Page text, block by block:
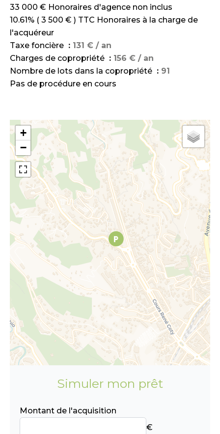
33 000 € Honoraires d'agence non inclus
10.61% ( 3 500 € ) TTC Honoraires à la charge de
l'acquéreur
Taxe foncière
131 € / an
Charges de copropriété
156 € / an
Nombre de lots dans la copropriété
91
Pas de procédure en cours
+
−
Simuler mon prêt
Montant de l'acquisition
€